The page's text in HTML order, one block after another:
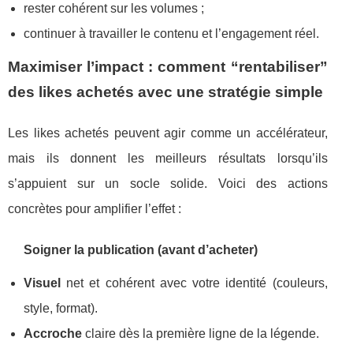
rester cohérent sur les volumes ;
continuer à travailler le contenu et l’engagement réel.
Maximiser l’impact : comment “rentabiliser”
des likes achetés avec une stratégie simple
Les likes achetés peuvent agir comme un accélérateur,
mais ils donnent les meilleurs résultats lorsqu’ils
s’appuient sur un socle solide. Voici des actions
concrètes pour amplifier l’effet :
Soigner la publication (avant d’acheter)
Visuel
net et cohérent avec votre identité (couleurs,
style, format).
Accroche claire dès la première ligne de la légende.